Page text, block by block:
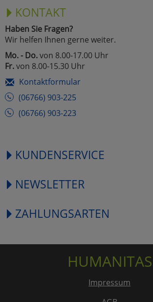
KONTAKT
Haben Sie Fragen?
Wir helfen Ihnen gerne weiter.
Mo. - Do.von 8.00-17.00 Uhr
Fr.von 8.00-15.30 Uhr
Kontaktformular
(06766) 903-225
(06766) 903-223
KUNDENSERVICE
NEWSLETTER
ZAHLUNGSARTEN
HUMANITAS
Impressum